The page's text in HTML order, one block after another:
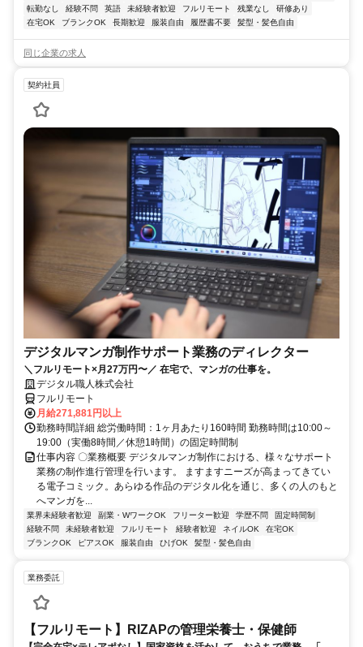
転勤なし
経験不問 英語 未経験者歓迎 フルリモート 残業なし
研修あり
在宅OK
ブランクOK 長期歓迎 服装自由 履歴書不要 髪型・髪色自由
同じ企業の求人
契約社員
デジタルマンガ制作サポート業務のディレクター
＼フルリモート×月27万円〜／ 在宅で、マンガの仕事を。
デジタル職人株式会社
フルリモート
月給271,881円以上
勤務時間詳細 総労働時間：1ヶ月あたり160時間 勤務時間は10:00～
19:00（実働8時間／休憩1時間）の固定時間制
仕事内容 〇業務概要 デジタルマンガ制作における、様々なサポート
業務の制作進行管理を行います。 ますますニーズが高まってきてい
る電子コミック。あらゆる作品のデジタル化を通じ、多くの人のもと
へマンガを...
業界未経験者歓迎 副業・WワークOK フリーター歓迎 学歴不問
固定時間制
経験不問
未経験者歓迎 フルリモート 経験者歓迎 ネイルOK
在宅OK
ブランクOK
ピアスOK 服装自由 ひげOK 髪型・髪色自由
業務委託
【フルリモート】RIZAPの管理栄養士・保健師